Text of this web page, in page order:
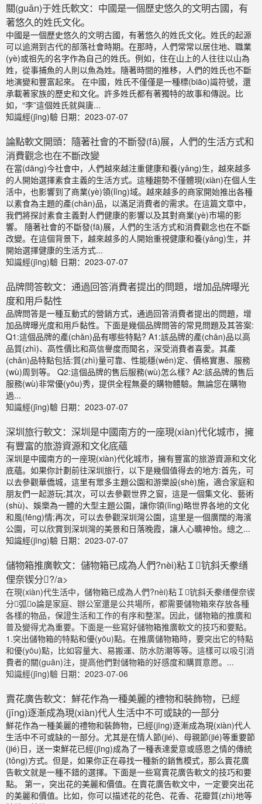
關(guān)于姓氏軟文：中國是一個歷史悠久的文明古國，有
著悠久的姓氏文化。
中國是一個歷史悠久的文明古國，有著悠久的姓氏文化。姓氏的起源
可以追溯到古代的部落社會時期。在那時，人們常常以居住地、職業
(yè)或祖先的名字作為自己的姓氏。例如，住在山上的人往往以山為
姓，從事捕魚的人則以魚為姓。隨著時間的推移，人們的姓氏也不斷
地演變和豐富起來。 在中國，姓氏不僅僅是一種標(biāo)識符號，還
承載著家族的歷史和文化。許多姓氏都有著獨特的故事和傳說。比
如，“李”這個姓氏就與唐...
知識經(jīng)驗 日期：2023-07-07
論點軟文開頭：隨著社會的不斷發(fā)展，人們的生活方式和
消費觀念也在不斷改變
在當(dāng)今社會中，人們越來越注重健康和養(yǎng)生，越來越多
的人開始選擇素食主義的生活方式。這種趨勢不僅體現(xiàn)在個人生
活中，也影響到了商業(yè)領(lǐng)域。越來越多的商家開始推出各種
以素食為主題的產(chǎn)品，以滿足消費者的需求。在這篇文章中，
我們將探討素食主義對人們健康的影響以及其對商業(yè)市場的影
響。 隨著社會的不斷發(fā)展，人們的生活方式和消費觀念也在不斷
改變。在這個背景下，越來越多的人開始重視健康和養(yǎng)生，并
開始選擇健康的生活方式...
知識經(jīng)驗 日期：2023-07-07
品牌問答軟文：通過回答消費者提出的問題，增加品牌曝光
度和用戶黏性
品牌問答是一種互動式的營銷方式，通過回答消費者提出的問題，增
加品牌曝光度和用戶黏性。下面是幾個品牌問答的常見問題及其答案:
Q1:這個品牌的產(chǎn)品有哪些特點? A1:該品牌的產(chǎn)品以高
品質(zhì)、高性價比和高信譽度而聞名，深受消費者喜愛。其產
(chǎn)品特點包括:質(zhì)量可靠、性能穩(wěn)定、價格實惠、服務
(wù)周到等。 Q2:這個品牌的售后服務(wù)怎么樣? A2:該品牌的售后
服務(wù)非常優(yōu)秀，提供全程無憂的購物體驗。無論您在購物
過...
知識經(jīng)驗 日期：2023-07-07
深圳旅行軟文：深圳是中國南方的一座現(xiàn)代化城市，擁
有豐富的旅游資源和文化底蘊
深圳是中國南方的一座現(xiàn)代化城市，擁有豐富的旅游資源和文化
底蘊。如果你計劃前往深圳旅行，以下是幾個值得去的地方:首先，可
以去參觀華僑城，這里有眾多主題公園和游樂設(shè)施，適合家庭和
朋友們一起游玩;其次，可以去參觀世界之窗，這是一個集文化、藝術
(shù)、娛樂為一體的大型主題公園，讓你領(lǐng)略世界各地的文化
和風(fēng)情;再次，可以去參觀深圳灣公園，這里是一個廣闊的海濱
公園，可以欣賞到深圳灣的美景和日落晚霞，讓人心曠神怡。總之...
知識經(jīng)驗 日期：2023-07-07
儲物箱推廣軟文：儲物箱已成為人們?nèi)粘Ｉ钪斜夭豢缮
俚奈锲分?/a>
在現(xiàn)代生活中，儲物箱已成為人們?nèi)粘Ｉ钪斜夭豢缮俚奈锲
分弧o論是家庭、辦公室還是公共場所，都需要儲物箱來存放各種
各樣的物品，保證生活和工作的有序和整潔。因此，儲物箱的推廣和
普及變得尤為重要。下面是一些寫好儲物箱推廣軟文的技巧和要點。
1.突出儲物箱的特點和優(yōu)點。在推廣儲物箱時，要突出它的特點
和優(yōu)點，比如容量大、易搬運、防水防潮等等。這樣可以吸引消
費者的關(guān)注，提高他們對儲物箱的好感度和購買意愿。...
知識經(jīng)驗 日期：2023-07-06
賣花廣告軟文：鮮花作為一種美麗的禮物和裝飾物，已經
(jīng)逐漸成為現(xiàn)代人生活中不可或缺的一部分
鮮花作為一種美麗的禮物和裝飾物，已經(jīng)逐漸成為現(xiàn)代人
生活中不可或缺的一部分。尤其是在情人節(jié)、母親節(jié)等重要節
(jié)日，送一束鮮花已經(jīng)成為了一種表達愛意或感恩之情的傳統
(tǒng)方式。但是，如果你正在尋找一種新的銷售模式，那么賣花廣
告軟文就是一種不錯的選擇。下面是一些寫賣花廣告軟文的技巧和要
點。 第一，突出花的美麗和價值。在賣花廣告軟文中，一定要突出花
的美麗和價值。比如，你可以描述花的花色、花香、花瓣質(zhì)地等